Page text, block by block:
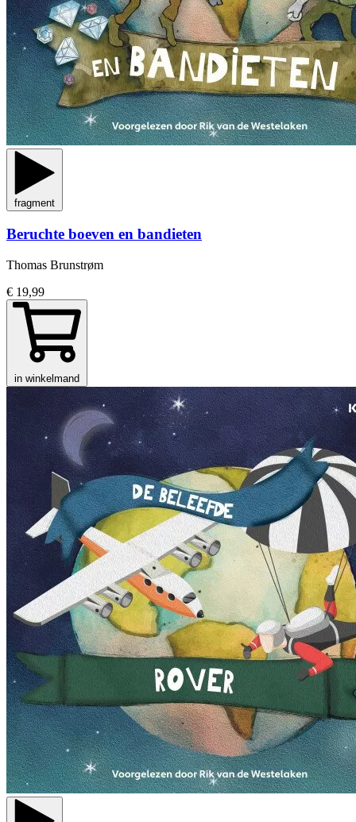
fragment
Beruchte boeven en bandieten
Thomas Brunstrøm
€ 19,99
in winkelmand